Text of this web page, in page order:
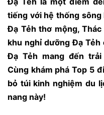
tiếng với hệ thống
Đạ Tẻh thơ mộng,
khu nghỉ dưỡng Đạ Tẻh
Đạ Tẻh mang đến
Cùng khám phá Top 5
bỏ túi kinh nghiệm du
nang này!